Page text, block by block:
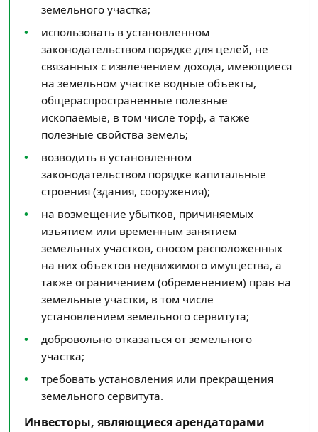
земельного участка;
использовать в установленном
законодательством порядке для целей, не
связанных с извлечением дохода, имеющиеся
на земельном участке водные объекты,
общераспространенные полезные
ископаемые, в том числе торф, а также
полезные свойства земель;
возводить в установленном
законодательством порядке капитальные
строения (здания, сооружения);
на возмещение убытков, причиняемых
изъятием или временным занятием
земельных участков, сносом расположенных
на них объектов недвижимого имущества, а
также ограничением (обременением) прав на
земельные участки, в том числе
установлением земельного сервитута;
добровольно отказаться от земельного
участка;
требовать установления или прекращения
земельного сервитута.
Инвесторы, являющиеся арендаторами